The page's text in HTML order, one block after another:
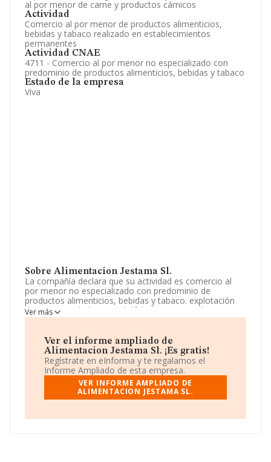
al por menor de carne y productos cárnicos
Actividad
Comercio al por menor de productos alimenticios,
bebidas y tabaco realizado en establecimientos
permanentes
Actividad CNAE
4711 - Comercio al por menor no especializado con
predominio de productos alimenticios, bebidas y tabaco
Estado de la empresa
Viva
Sobre Alimentacion Jestama Sl.
La compañía declara que su actividad es comercio al
por menor no especializado con predominio de
productos alimenticios, bebidas y tabaco. explotación
de otro ganado bovino y búfalos. comercio al por
menor de carne y productos cárnicos. La empresa es
al por menor en establecimientos no especializados,
con predominio en productos alimenticios, bebidas y
tabaco' con código 4711. La compañía no tiene
actividad en mercados exteriores.
La empresa españolaAlimentacion Jestama S.L
B21701180, está situada en Calle De Las Matas núm. 3,
Ver más
Ver el informe ampliado de
Alimentacion Jestama Sl. ¡Es gratis!
Regístrate en eInforma y te regalamos el
Informe Ampliado de esta empresa.
VER INFORME AMPLIADO DE
ALIMENTACION JESTAMA SL.